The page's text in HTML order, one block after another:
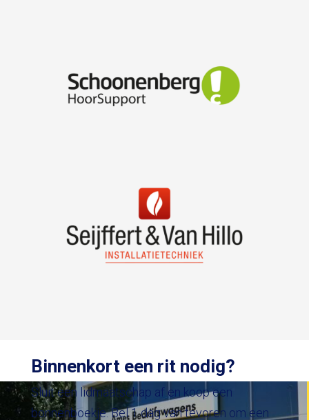
Binnenkort een rit nodig?
Sluit een lidmaatschap af en koop een
bonnenboekje. Bel 1 dag van tevoren om een